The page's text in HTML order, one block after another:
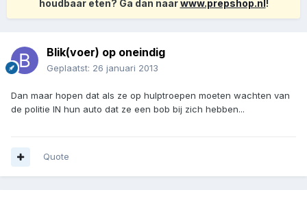
houdbaar eten? Ga dan naarwww.prepshop.nl!
Blik(voer) op oneindig
Geplaatst: 26 januari 2013
Dan maar hopen dat als ze op hulptroepen moeten wachten van
de politie IN hun auto dat ze een bob bij zich hebben...
Quote